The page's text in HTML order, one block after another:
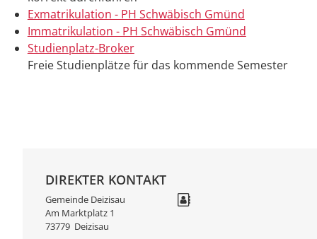
Exmatrikulation - PH Schwäbisch Gmünd
Immatrikulation - PH Schwäbisch Gmünd
Studienplatz-Broker
Freie Studienplätze für das kommende Semester
DIREKTER KONTAKT
Gemeinde Deizisau
Am Marktplatz 1
73779 Deizisau